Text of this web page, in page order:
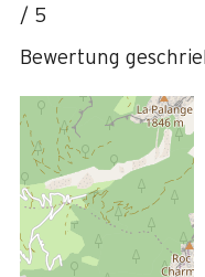
/ 5
Bewertung
Februar 2025
Julien
25 à 34 ans
Homme
5
/ 5